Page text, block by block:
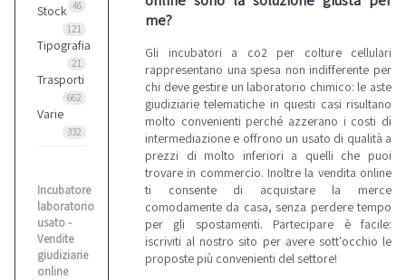
46
Stock
121
Tipografia
21
Trasporti
662
Varie
332
Incubatore
laboratorio
usato -
Vendite
giudiziarie
online
me?
Gli incubatori a co2 per colture cellulari
rappresentano una spesa non indifferente per
chi deve gestire un laboratorio chimico: le aste
giudiziarie telematiche in questi casi risultano
molto convenienti perché azzerano i costi di
intermediazione e offrono un usato di qualità a
prezzi di molto inferiori a quelli che puoi
trovare in commercio. Inoltre la vendita online
ti consente di acquistare la merce
comodamente da casa, senza perdere tempo
per gli spostamenti. Partecipare è facile:
iscriviti al nostro sito per avere sott'occhio le
proposte più convenienti del settore!